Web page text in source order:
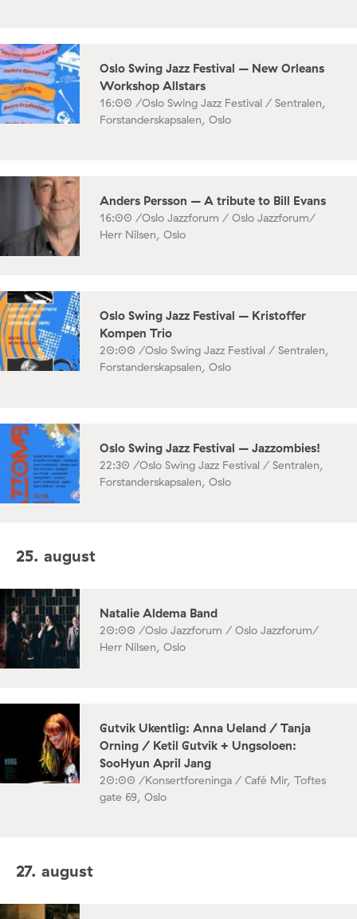
Oslo Swing Jazz Festival – New Orleans
Workshop Allstars
16:00 /Oslo Swing Jazz Festival / Sentralen,
Forstanderskapsalen, Oslo
Anders Persson – A tribute to Bill Evans
16:00 /Oslo Jazzforum / Oslo Jazzforum/
Herr Nilsen, Oslo
Oslo Swing Jazz Festival – Kristoffer
Kompen Trio
20:00 /Oslo Swing Jazz Festival / Sentralen,
Forstanderskapsalen, Oslo
Oslo Swing Jazz Festival – Jazzombies!
22:30 /Oslo Swing Jazz Festival / Sentralen,
Forstanderskapsalen, Oslo
25. august
Natalie Aldema Band
20:00 /Oslo Jazzforum / Oslo Jazzforum/
Herr Nilsen, Oslo
Gutvik Ukentlig: Anna Ueland / Tanja
Orning / Ketil Gutvik + Ungsoloen:
SooHyun April Jang
20:00 /Konsertforeninga / Café Mir, Toftes
gate 69, Oslo
27. august